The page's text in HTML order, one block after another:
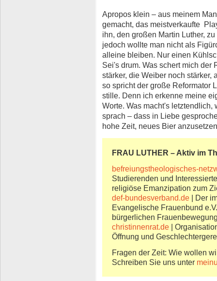
Apropos klein – aus meinem
gemacht, das meistverkaufte
ihn, den großen Martin Luther,
jedoch wollte man nicht als
alleine bleiben. Nur einen
Sei's drum. Was schert mich der
stärker, die Weiber noch stärker,
so spricht der große Reformator
stille. Denn ich erkenne meine
Worte. Was macht's letztendlich,
sprach – dass in Liebe
hohe Zeit, neues Bier
FRAU LUTHER – Aktiv im
befreiungstheologisches-
Studierenden und
religiöse Emanzipation zum
def-bundesverband.de | Der
Evangelische Frauenbund
bürgerlichen
christinnenrat.de |
Öffnung und
Fragen der Zeit: Wie wollen
Schreiben Sie uns unter